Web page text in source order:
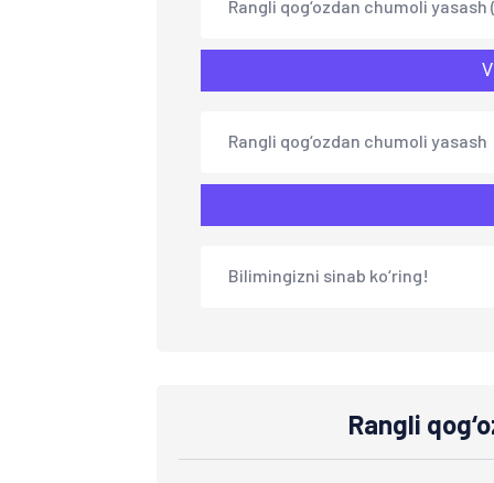
Rangli qog‘ozdan chumoli
Rangli qog‘ozdan chumoli yasash
Bilimingizni sinab ko‘ring!
Rangli